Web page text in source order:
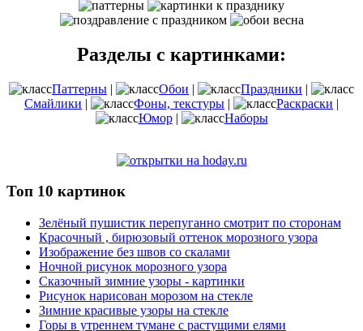
Разделы с картинками:
Паттерны | Обои | Праздники |
Смайлики | Фоны, текстуры | Раскраски |
Юмор| Наборы
Топ 10 картинок
Зелёный пушистик перепуганно смотрит по сторонам
Красочный , бирюзовый оттенок морозного узора
Изображение без швов со скалами
Ночной рисунок морозного узора
Сказочный зимние узоры - картинки
Рисунок нарисован морозом на стекле
Зимние красивые узоры на стекле
Горы в утреннем тумане с растущими елями